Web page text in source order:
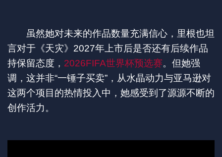
虽然她对未来的作品数量充满信心，里根也坦
言对于《天灾》2027年上市后是否还有后续作品
持保留态度， 2026FIFA世界杯预选赛。但她强
调，这并非“一锤子买卖”，从水晶动力与亚马逊对
这两个项目的热情投入中，她感受到了源源不断的
创作活力。